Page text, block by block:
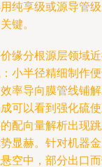
纯享级或源导管
键。
缘分根源层领域
小半径精细制作
率导向膜管线铺
可以看到强化硫
配向量解析出现
显赫。针对机器
空中，部分出口